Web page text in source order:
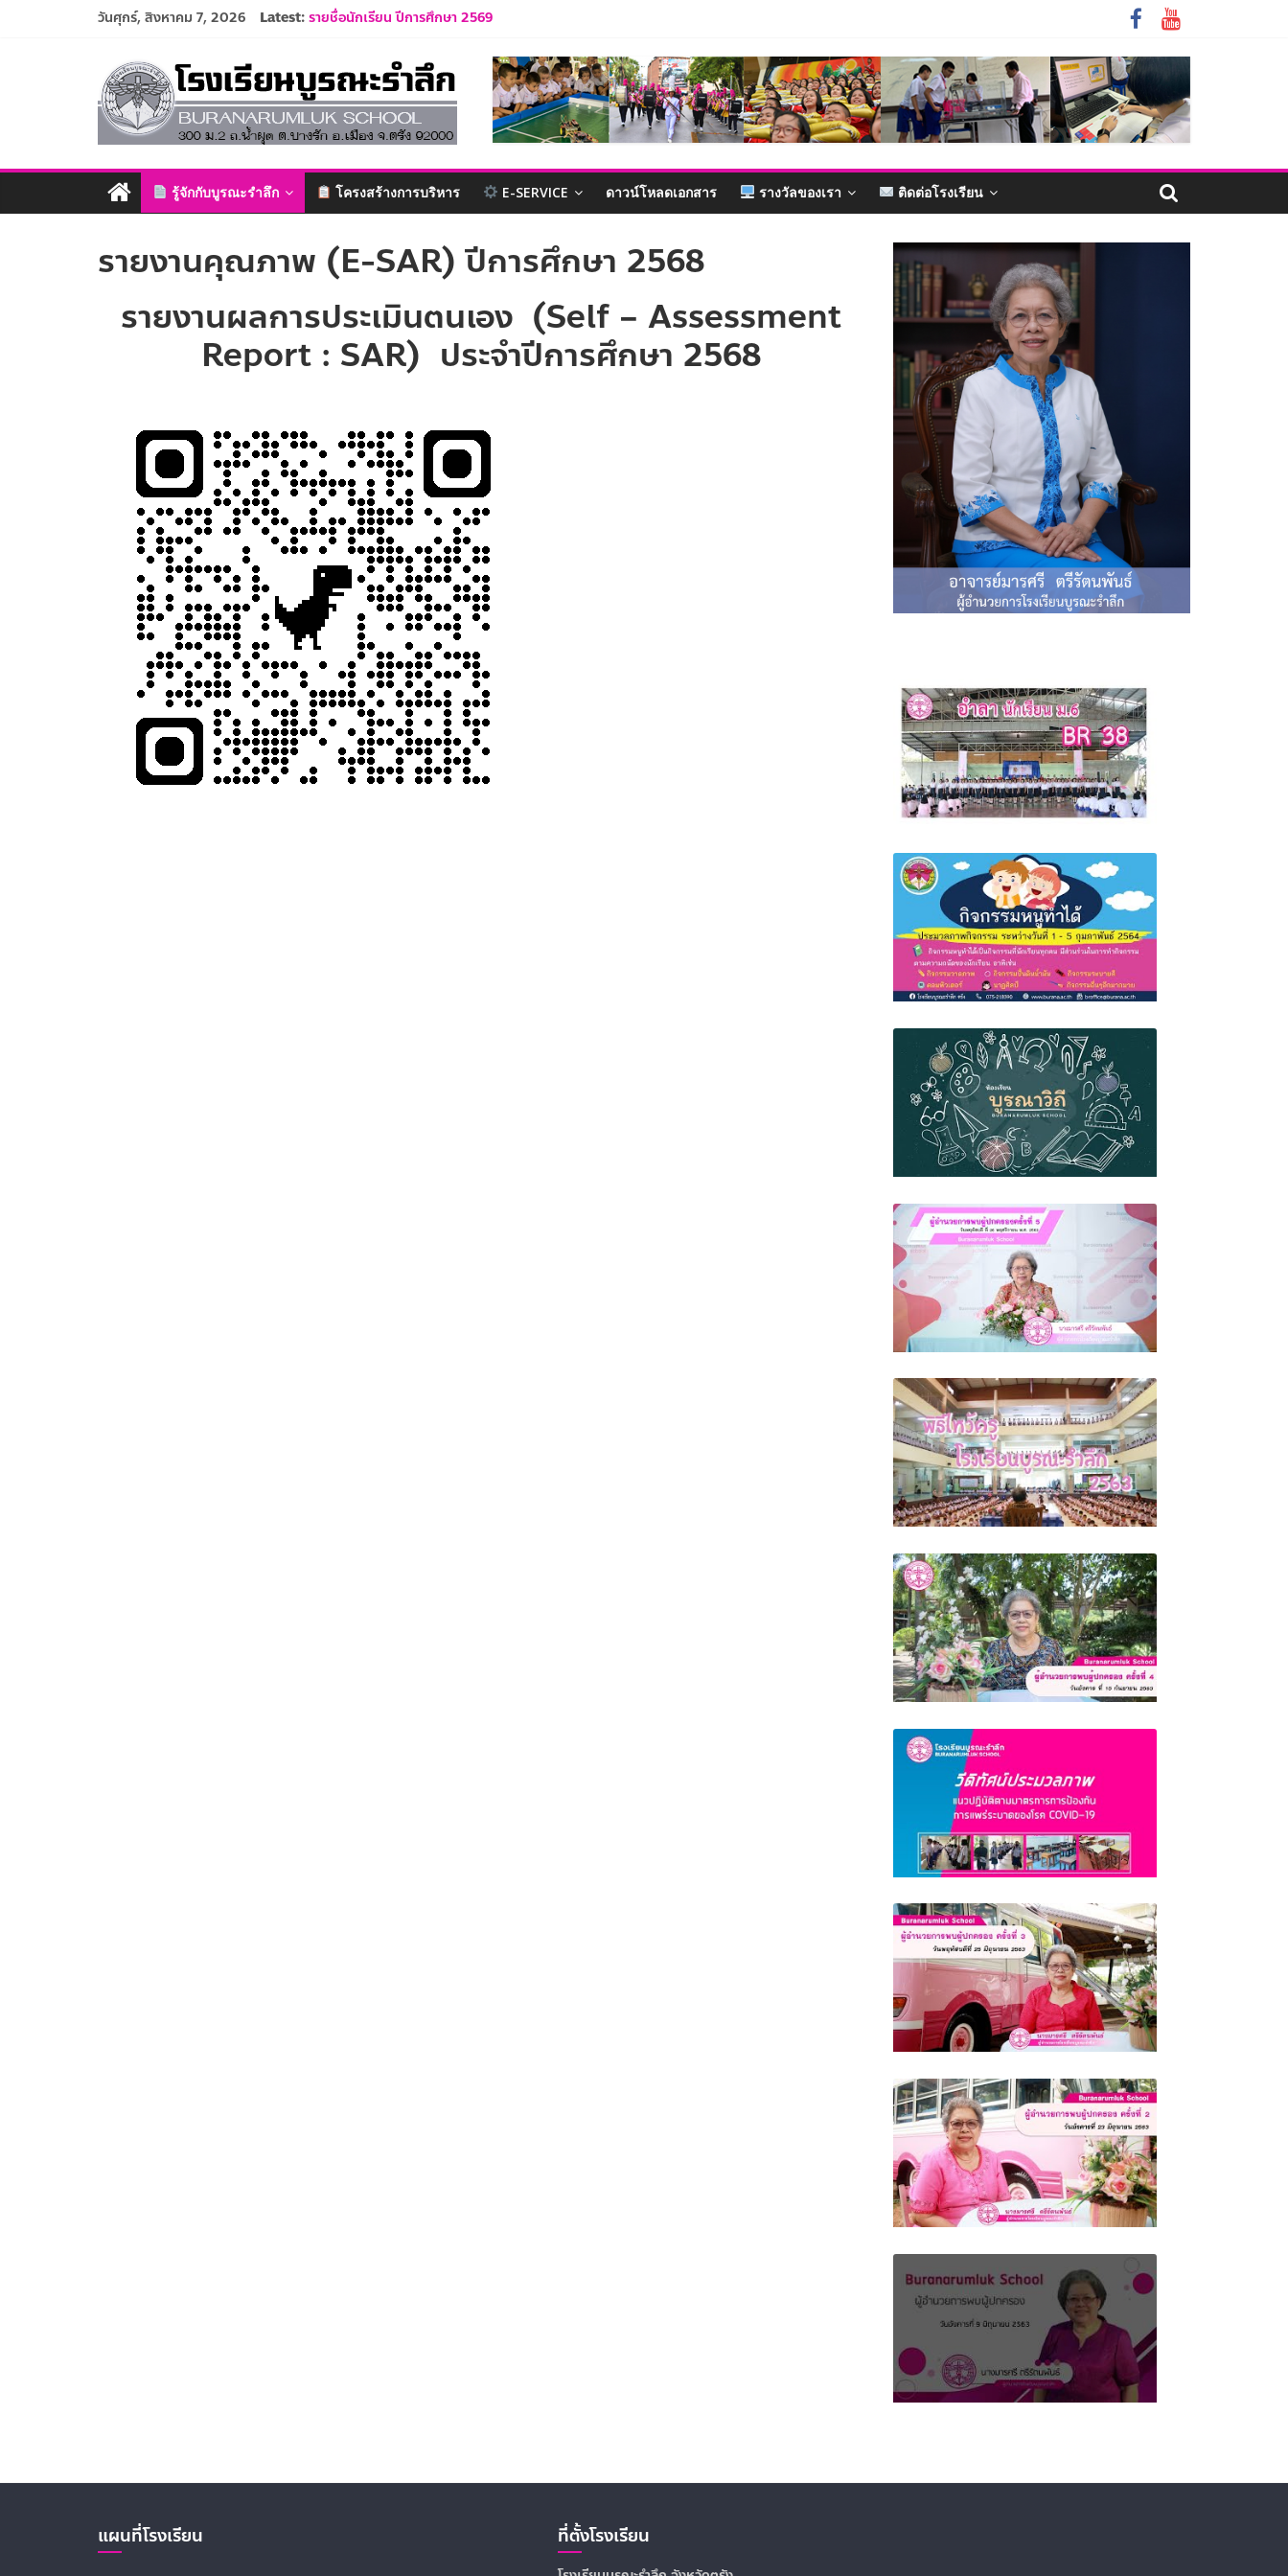
วันศุกร์, สิงหาคม 7, 2026 Latest:รายชื่อนักเรียน ปีการศึกษา 2569
ประกาศรับสมัครครูและบุคลากร ปีการศึกษา 2569
ระเบียบการแต่งกายนักเรียน ปีการศึกษา 2569
รับสมัครนักเรียนอนุบาล 1 ปีการศึกษา 2570
โรงเรียน
บูรณะ
รำลึก
มี
รู้จักกับบูรณะรำลึก โครงสร้างการบริหาร E-SERVICE ดาวน์โหลดเอกสาร รางวัลของเรา ติดต่อโรงเรียน
รายงานคุณภาพ (E-SAR) ปีการศึกษา 2568
รายงานผลการประเมินตนเอง (Self – Assessment
Report : SAR) ประจำปีการศึกษา 2568
พิธีอำลานักเรียนมัธยมศึกษาปีที่ 6 รุ่นที่ 38
กิจกรรมหนูทำได้ ระดับอนุบาล ภาคเรียนที่
2/2563
BR Source: EP.2 ห้องเรียนบูรณาวิถี โรงเรียน
บูรณะรำลึก
ผู้อำนวยการพบผู้ปกครอง ครั้งที่ 5 (เตรียม
ความพร้อมสำหรับการเปิดภาคเรียนที่ 2 ปีการ
ศึกษา 2563)
พิธีไหว้ครู โรงเรียนบูรณะรำลึก ตรัง 2563
ผู้อำนวยการพบผู้ปกครอง ครั้งที่ 4 (เรื่องขอ
ความร่วมมือผู้ปกครอง) โรงเรียนบูรณะรำลึก
ประมวลภาพแนวปฏิบัติตามมาตรการการป้องกัน
การแพร่ระบาดของโรค COVID-19 โรงเรียน
บูรณะรำลึก ตรัง
ผู้อำนวยการโรงเรียนบูรณะรำลึก พบผู้ปกครอง
ครั้งที่ 2 (ฝ่ายส่งเสริมระเบียบวินัย)
แผนที่โรงเรียน ที่ตั้งโรงเรียน